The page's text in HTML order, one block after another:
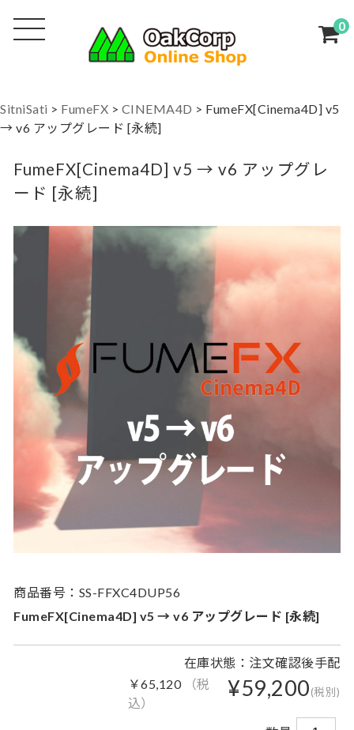
0
SitniSati > FumeFX > CINEMA4D > FumeFX[Cinema4D] v5
→ v6 アップグレード [永続]
FumeFX[Cinema4D] v5 → v6 アップグレ
ード [永続]
商品番号：SS-FFXC4DUP56
FumeFX[Cinema4D] v5 → v6 アップグレード [永続]
在庫状態：注文確認後手配
¥59,200(税別)
￥65,120
（税
込）